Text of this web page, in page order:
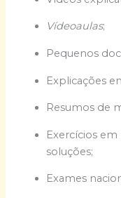
Vídeoaulas;
Pequenos
Explicações
Resumos de
Exercícios
soluções;
Exames